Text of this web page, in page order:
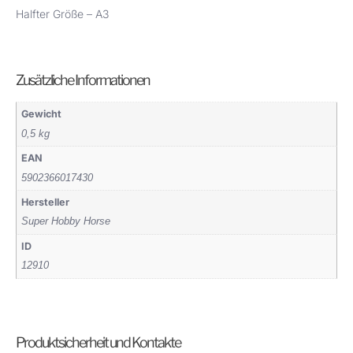
Halfter Größe – A3
Zusätzliche Informationen
Gewicht
0,5 kg
EAN
5902366017430
Hersteller
Super Hobby Horse
ID
12910
Produktsicherheit und Kontakte